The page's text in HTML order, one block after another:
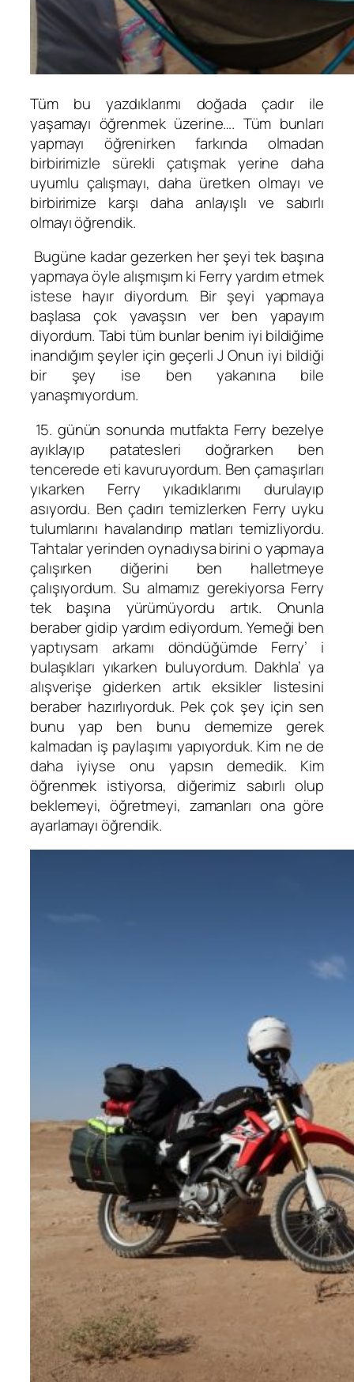
Tüm bu yazdıklarımı doğada çadır ile
yaşamayı öğrenmek üzerine…. Tüm bunları
yapmayı öğrenirken farkında olmadan
birbirimizle sürekli çatışmak yerine daha
uyumlu çalışmayı, daha üretken olmayı ve
birbirimize karşı daha anlayışlı ve sabırlı
olmayı öğrendik.
Bugüne kadar gezerken her şeyi tek başına
yapmaya öyle alışmışım ki Ferry yardım etmek
istese hayır diyordum. Bir şeyi yapmaya
başlasa çok yavaşsın ver ben yapayım
diyordum. Tabi tüm bunlar benim iyi bildiğime
inandığım şeyler için geçerli J Onun iyi bildiği
bir şey ise ben yakanına bile
yanaşmıyordum.
15. günün sonunda mutfakta Ferry bezelye
ayıklayıp patatesleri doğrarken ben
tencerede eti kavuruyordum. Ben çamaşırları
yıkarken Ferry yıkadıklarımı durulayıp
asıyordu. Ben çadırı temizlerken Ferry uyku
tulumlarını havalandırıp matları temizliyordu.
Tahtalar yerinden oynadıysa birini o yapmaya
çalışırken diğerini ben halletmeye
çalışıyordum. Su almamız gerekiyorsa Ferry
tek başına yürümüyordu artık. Onunla
beraber gidip yardım ediyordum. Yemeği ben
yaptıysam arkamı döndüğümde Ferry’ i
bulaşıkları yıkarken buluyordum. Dakhla’ ya
alışverişe giderken artık eksikler listesini
beraber hazırlıyorduk. Pek çok şey için sen
bunu yap ben bunu dememize gerek
kalmadan iş paylaşımı yapıyorduk. Kim ne de
daha iyiyse onu yapsın demedik. Kim
öğrenmek istiyorsa, diğerimiz sabırlı olup
beklemeyi, öğretmeyi, zamanları ona göre
ayarlamayı öğrendik.